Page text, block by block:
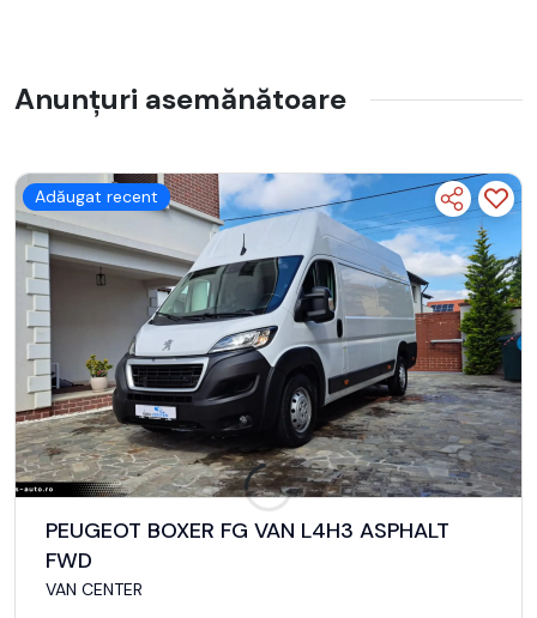
Omologare RAR efectuata CIV emis
Motorizare TDCi Euro6.2 DPF
Cuplu maxim: 360 Nm / 1.500-2.000 rpm
Cutie viteze manuala: 6+1 rapoarte
Interval revizie la maxim 40.000 km / 2 ani
Tractiune fata – FWD
Capacitate incarcare 3 europaleti
Sarcina utila – 881 Kg
Ampatament lung L2 – 3.300 mm
Plafon mediu H1 – Volum util spatiu de marfa (SAE) 6.8 mc
Anunțuri asemănătoare
Adăugat recent
PEUGEOT BOXER FG VAN L4H3 ASPHALT
FWD
VAN CENTER